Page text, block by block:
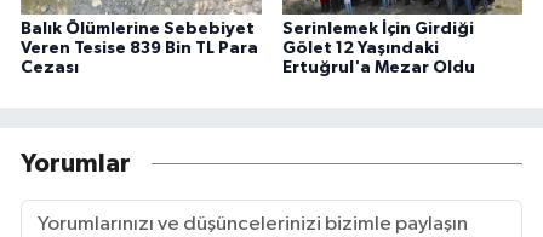
Balık Ölümlerine Sebebiyet
Veren Tesise 839 Bin TL Para
Cezası
Serinlemek İçin Girdiği
Gölet 12 Yaşındaki
Ertuğrul'a Mezar Oldu
Yorumlar